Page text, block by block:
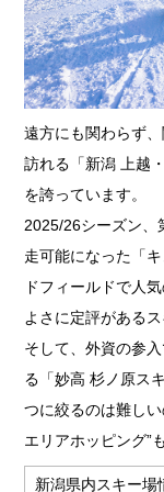
遠方にも関わらず
訪れる「新潟 上越
を誇っています。
2025/26シーズン、
走可能になった「
ドフィールドで人
よさに定評があるス
そして、外資の参
る「妙高 杉ノ原ス
つに絞るのは難し
エリアホッピング”
新潟県内スキー場